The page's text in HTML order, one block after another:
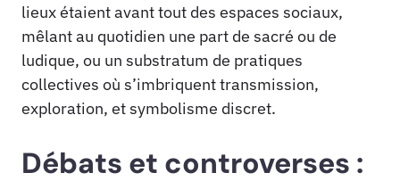
lieux étaient avant tout des espaces sociaux,
mêlant au quotidien une part de sacré ou de
ludique, ou un substratum de pratiques
collectives où s’imbriquent transmission,
exploration, et symbolisme discret.
Débats et controverses :